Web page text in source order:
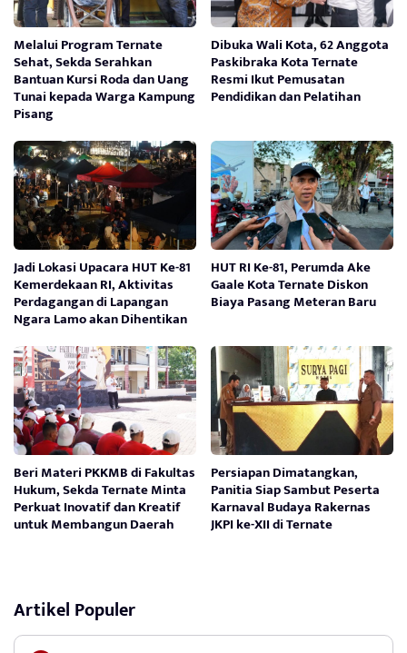
Melalui Program Ternate
Sehat, Sekda Serahkan
Bantuan Kursi Roda dan Uang
Tunai kepada Warga Kampung
Pisang
Dibuka Wali Kota, 62 Anggota
Paskibraka Kota Ternate
Resmi Ikut Pemusatan
Pendidikan dan Pelatihan
Jadi Lokasi Upacara HUT Ke-81
Kemerdekaan RI, Aktivitas
Perdagangan di Lapangan
Ngara Lamo akan Dihentikan
HUT RI Ke-81, Perumda Ake
Gaale Kota Ternate Diskon
Biaya Pasang Meteran Baru
Beri Materi PKKMB di Fakultas
Hukum, Sekda Ternate Minta
Perkuat Inovatif dan Kreatif
untuk Membangun Daerah
Persiapan Dimatangkan,
Panitia Siap Sambut Peserta
Karnaval Budaya Rakernas
JKPI ke-XII di Ternate
Artikel Populer